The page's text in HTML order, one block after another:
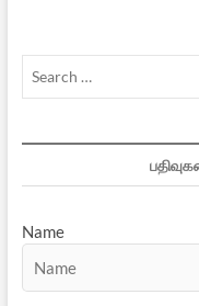
Name